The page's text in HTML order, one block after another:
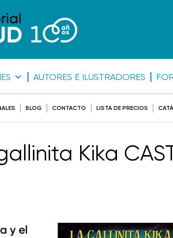
AUTORES E ILUSTRADORES
BLOG CONTACTO LISTA DE PRECIOS
Kika